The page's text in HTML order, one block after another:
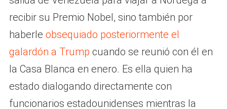
recibir su Premio Nobel, sino también por
haberle obsequiado posteriormente el
galardón a Trump cuando se reunió con él en
la Casa Blanca en enero. Es ella quien ha
estado dialogando directamente con
funcionarios estadounidenses mientras la